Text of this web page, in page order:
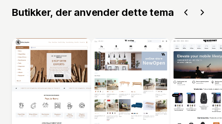
Butikker, der anvender dette tema